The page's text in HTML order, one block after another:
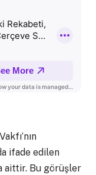
ifade edilen
aittir. Bu görüşler